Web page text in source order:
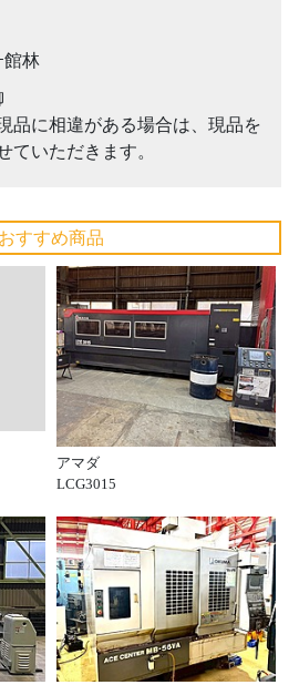
館林
品に相違がある場合は、現品を
ていただきます。
おすすめ商品
アマダ
LCG3015